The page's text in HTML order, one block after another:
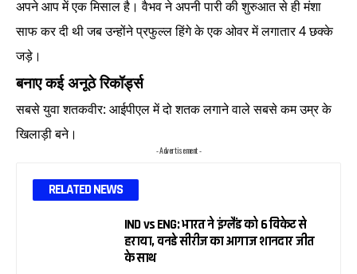
अपने आप में एक मिसाल है। वैभव ने अपनी पारी की शुरुआत से ही मंशा
साफ कर दी थी जब उन्होंने प्रफुल्ल हिंगे के एक ओवर में लगातार 4 छक्के
जड़े।
बनाए कई अनूठे रिकॉर्ड्स
सबसे युवा शतकवीर: आईपीएल में दो शतक लगाने वाले सबसे कम उम्र के
खिलाड़ी बने।
- Advertisement -
RELATED NEWS
IND vs ENG: भारत ने इंग्लैंड को 6 विकेट से
हराया, वनडे सीरीज का आगाज शानदार जीत
के साथ